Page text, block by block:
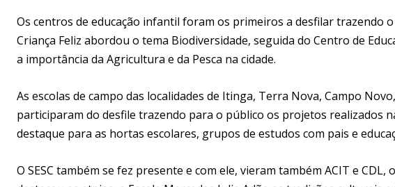
Os centros de educação infantil foram os primeiros a desfilar trazendo
Criança Feliz abordou o tema Biodiversidade, seguida do Centro de
a importância da Agricultura e da Pesca na cidade.
As escolas de campo das localidades de Itinga, Terra Nova, Campo
participaram do desfile trazendo para o público os projetos realizados
destaque para as hortas escolares, grupos de estudos com pais e
O SESC também se fez presente e com ele, vieram também ACIT e